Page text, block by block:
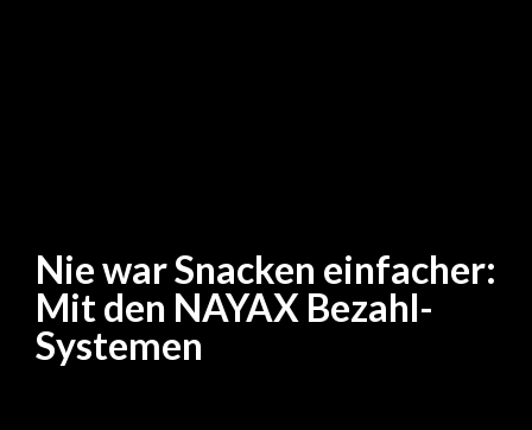
Nie war Snacken einfacher:
Mit den NAYAX Bezahl-
Systemen